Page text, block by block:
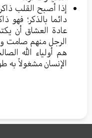
إذا أصبح القلب
دائما بالذكر؛ فهو
عادة العشاق أن
الرجل منهم صامت
هم أولياء الله
الإنسان مشغولاً به